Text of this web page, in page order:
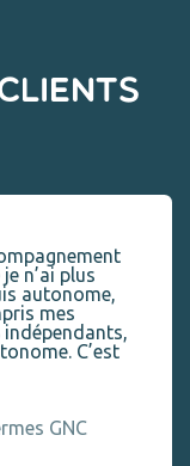
clients
n’ai plus
autonome,
mes
indépendants,
C’est
GNC